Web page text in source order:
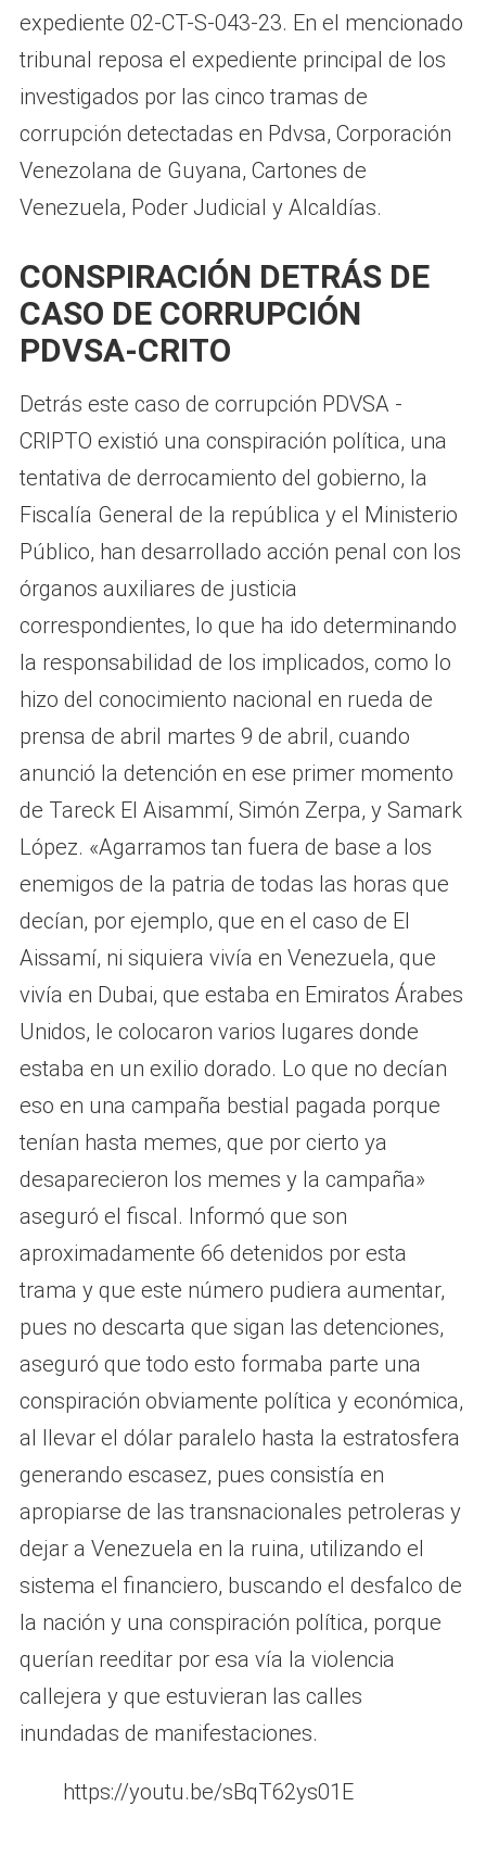
expediente 02-CT-S-043-23. En el mencionado
tribunal reposa el expediente principal de los
investigados por las cinco tramas de
corrupción detectadas en Pdvsa, Corporación
Venezolana de Guyana, Cartones de
Venezuela, Poder Judicial y Alcaldías.
CONSPIRACIÓN DETRÁS DE
CASO DE CORRUPCIÓN
PDVSA-CRITO
Detrás este caso de corrupción PDVSA -
CRIPTO existió una conspiración política, una
tentativa de derrocamiento del gobierno, la
Fiscalía General de la república y el Ministerio
Público, han desarrollado acción penal con los
órganos auxiliares de justicia
correspondientes, lo que ha ido determinando
la responsabilidad de los implicados, como lo
hizo del conocimiento nacional en rueda de
prensa de abril martes 9 de abril, cuando
anunció la detención en ese primer momento
de Tareck El Aisammí, Simón Zerpa, y Samark
López. «Agarramos tan fuera de base a los
enemigos de la patria de todas las horas que
decían, por ejemplo, que en el caso de El
Aissamí, ni siquiera vivía en Venezuela, que
vivía en Dubai, que estaba en Emiratos Árabes
Unidos, le colocaron varios lugares donde
estaba en un exilio dorado. Lo que no decían
eso en una campaña bestial pagada porque
tenían hasta memes, que por cierto ya
desaparecieron los memes y la campaña»
aseguró el fiscal. Informó que son
aproximadamente 66 detenidos por esta
trama y que este número pudiera aumentar,
pues no descarta que sigan las detenciones,
aseguró que todo esto formaba parte una
conspiración obviamente política y económica,
al llevar el dólar paralelo hasta la estratosfera
generando escasez, pues consistía en
apropiarse de las transnacionales petroleras y
dejar a Venezuela en la ruina, utilizando el
sistema el financiero, buscando el desfalco de
la nación y una conspiración política, porque
querían reeditar por esa vía la violencia
callejera y que estuvieran las calles
inundadas de manifestaciones.
https://youtu.be/sBqT62ys01E